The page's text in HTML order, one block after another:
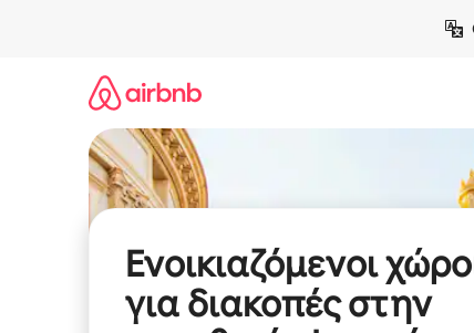
Ενοικιαζόμενοι
για διακοπές στην